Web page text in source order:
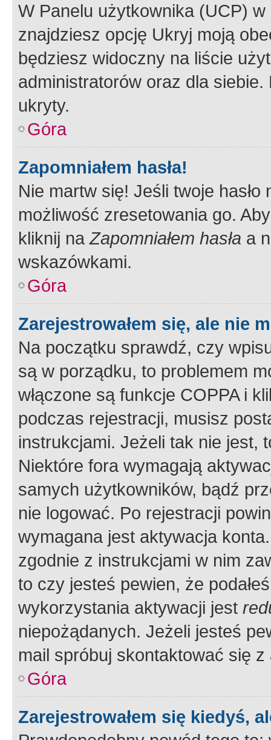
W Panelu użytkownika (UCP) w
znajdziesz opcję Ukryj moją
będziesz widoczny na liście
administratorów oraz dla
ukryty.
Góra
Zapomniałem hasła!
Nie martw się! Jeśli twoje
możliwość zresetowania go.
kliknij naZapomniałem hasła a
wskazówkami.
Góra
Zarejestrowałem się, ale nie
Na początku sprawdź, czy
są w porządku, to problemem
włączone są funkcje COPPA i
podczas rejestracji, musisz
instrukcjami. Jeżeli tak nie jest,
Niektóre fora wymagają
samych użytkowników, bądź
nie logować. Po rejestracji
wymagana jest aktywacja
zgodnie z instrukcjami w nim
to czy jesteś pewien, że
wykorzystania aktywacji jest
niepożądanych. Jeżeli jesteś
mail spróbuj skontaktować się
Góra
Zarejestrowałem się kiedyś,